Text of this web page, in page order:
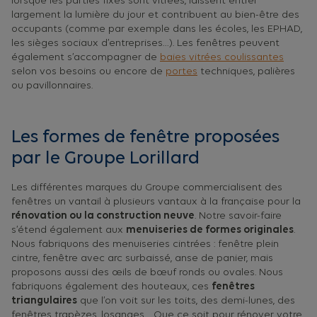
largement la lumière du jour et contribuent au bien-être des
occupants (comme par exemple dans les écoles, les EPHAD,
les sièges sociaux d’entreprises…). Les fenêtres peuvent
également s’accompagner de baies vitrées coulissantes
selon vos besoins ou encore de portes techniques, palières
ou pavillonnaires.
Les formes de fenêtre proposées
par le Groupe Lorillard
Les différentes marques du Groupe commercialisent des
fenêtres un vantail à plusieurs vantaux à la française pour la
rénovation ou la construction neuve. Notre savoir-faire
s’étend également aux menuiseries de formes originales.
Nous fabriquons des menuiseries cintrées : fenêtre plein
cintre, fenêtre avec arc surbaissé, anse de panier, mais
proposons aussi des œils de bœuf ronds ou ovales. Nous
fabriquons également des houteaux, ces fenêtres
triangulaires que l’on voit sur les toits, des demi-lunes, des